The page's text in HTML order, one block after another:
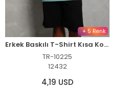
+ 5 Renk
Erkek Baskılı T-Shirt Kısa Kol Bisiklet Yaka Regular Fit Tişört - Mint Yeşili
TR-10225
12432
4,19 USD